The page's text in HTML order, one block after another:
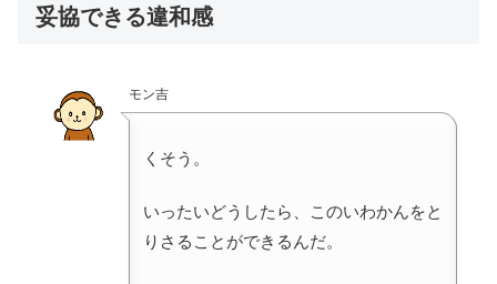
妥協できる違和感
モン吉
くそう。
いったいどうしたら、このいわかんをと
りさることができるんだ。